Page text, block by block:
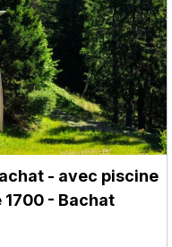
- avec piscine
- Bachat